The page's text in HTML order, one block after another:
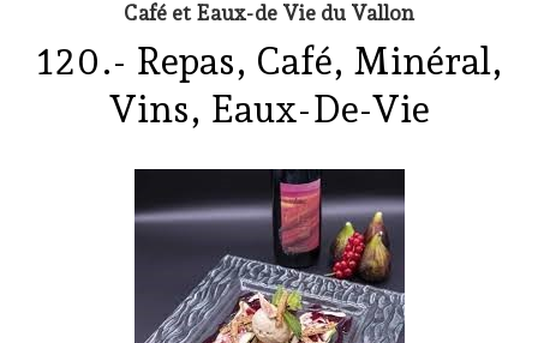
Café et Eaux-de Vie du Vallon
120.- Repas, Café, Minéral,
Vins, Eaux-De-Vie